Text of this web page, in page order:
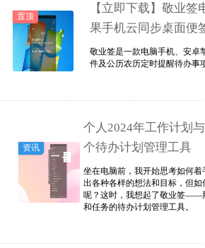
置顶
【立即下载】敬业
果手机云同步桌面便
敬业签是一款电脑手机、安卓
件及公历农历定时提醒待办事
资讯
个人2024年工作计划
个待办计划管理工具
坐在电脑前，我开始思考如何
出各种各样的想法和目标，但
呢？这时，我想起了敬业签——
和任务的待办计划管理工具。